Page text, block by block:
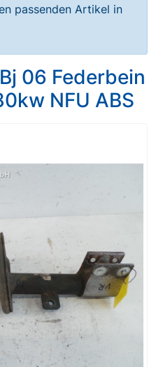
passenden Artikel in
06 Federbein
NFU ABS